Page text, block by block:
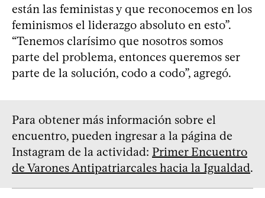
están las feministas y que reconocemos en los
feminismos el liderazgo absoluto en esto”.
“Tenemos clarísimo que nosotros somos
parte del problema, entonces queremos ser
parte de la solución, codo a codo”, agregó.
Para obtener más información sobre el
encuentro, pueden ingresar a la página de
Instagram de la actividad: Primer Encuentro
de Varones Antipatriarcales hacia la Igualdad.